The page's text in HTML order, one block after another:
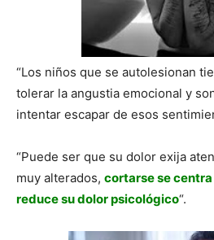
“Los niños que se autolesionan
tolerar la angustia emocional y
intentar escapar de esos
“Puede ser que su dolor exija
muy alterados, cortarse se
reduce su dolor psicológico“.